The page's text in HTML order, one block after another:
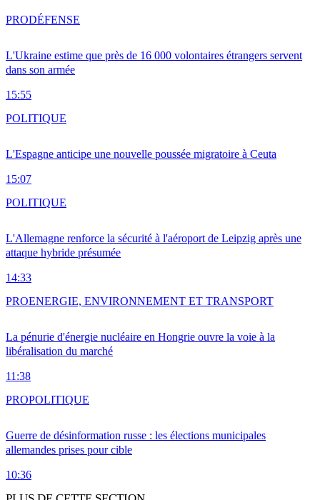
L'Ukraine estime que près de 16 000 volontaires étrangers servent
dans son armée
15:55
PRODÉFENSE
L'Espagne anticipe une nouvelle poussée migratoire à Ceuta
15:07
POLITIQUE
L'Allemagne renforce la sécurité à l'aéroport de Leipzig après une
attaque hybride présumée
14:33
POLITIQUE
La pénurie d'énergie nucléaire en Hongrie ouvre la voie à la
libéralisation du marché
11:38
PROENERGIE, ENVIRONNEMENT ET TRANSPORT
Guerre de désinformation russe : les élections municipales
allemandes prises pour cible
10:36
PROPOLITIQUE